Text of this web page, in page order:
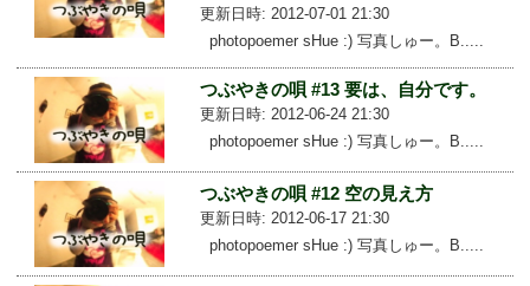
更新日時: 2012-07-01 21:30
photopoemer sHue :) 写真しゅー。B.....
つぶやきの唄 #13 要は、自分です。
更新日時: 2012-06-24 21:30
photopoemer sHue :) 写真しゅー。B.....
つぶやきの唄 #12 空の見え方
更新日時: 2012-06-17 21:30
photopoemer sHue :) 写真しゅー。B.....